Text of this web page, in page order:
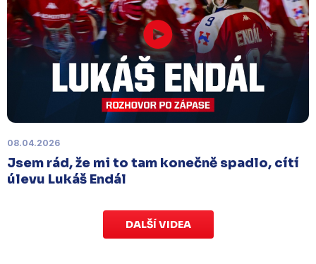
08.04.2026
Jsem rád, že mi to tam konečně spadlo, cítí
úlevu Lukáš Endál
DALŠÍ VIDEA